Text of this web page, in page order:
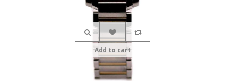
Add to cart